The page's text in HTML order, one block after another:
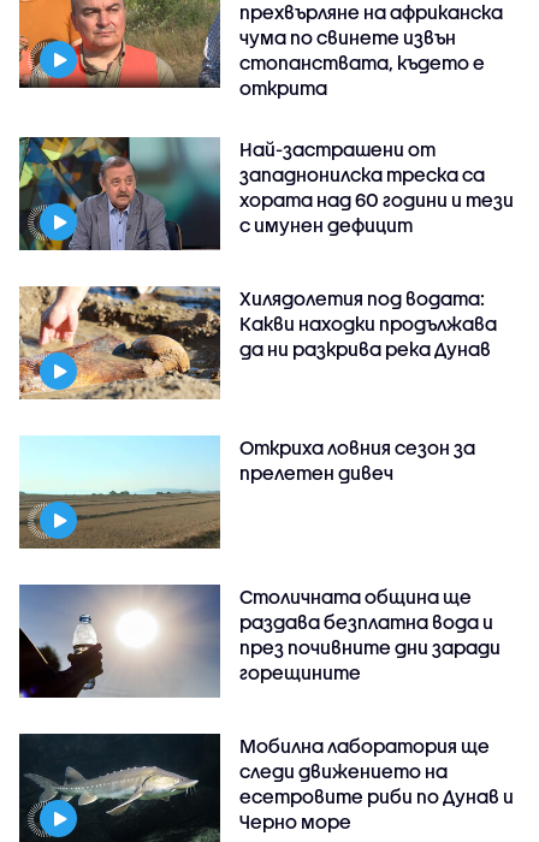
прехвърляне на африканска
чума по свинете извън
стопанствата, където е
открита
Най-застрашени от
западнонилска треска са
хората над 60 години и тези
с имунен дефицит
Хилядолетия под водата:
Какви находки продължава
да ни разкрива река Дунав
Откриха ловния сезон за
прелетен дивеч
Столичната община ще
раздава безплатна вода и
през почивните дни заради
горещините
Мобилна лаборатория ще
следи движението на
есетровите риби по Дунав и
Черно море